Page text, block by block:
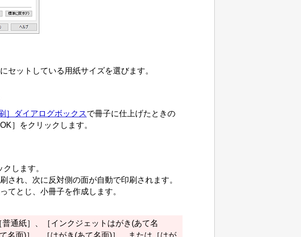
セットしている用紙サイズを選びます。
］ ダイアログボックスで冊子に仕上げたときの
OK］ をクリックします。
クします。
され、次に反対側の面が自動で印刷されます。
てとじ、小冊子を作成します。
普通紙］
［インクジェットはがき(あて名
名面)］ ［はがき(あて名面)］ 、または ［はが